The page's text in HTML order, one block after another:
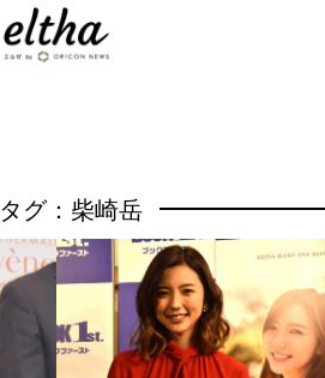
タグ：柴崎岳